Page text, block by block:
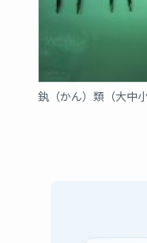
釻（かん）類（大中小